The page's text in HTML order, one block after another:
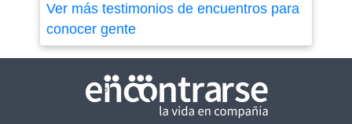
Ver más testimonios de encuentros para
conocer gente